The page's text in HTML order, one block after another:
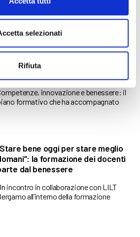
selezionati
Rifiuta
di formazione estiva: diverse
attività dedicate all’aggiornamento e
innovazione e benessere: il
formativo che ha accompagnato
bene oggi per stare meglio
la formazione dei docenti
dal benessere
incontro in collaborazione con LILT
all’interno della formazione